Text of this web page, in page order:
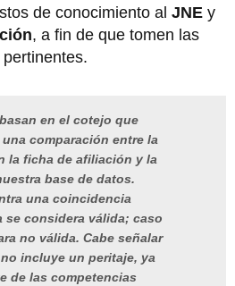
de conocimiento al JNE y
, a fin de que tomen las
en el cotejo que
una comparación entre la
la ficha de afiliación y la
base de datos.
una coincidencia
se considera válida; caso
no válida. Cabe señalar
incluye un peritaje, ya
de las competencias